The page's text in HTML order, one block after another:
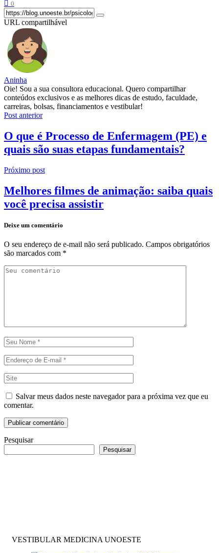
0
URL compartilhável
Aninha
Oie! Sou a sua consultora educacional. Quero compartilhar
conteúdos exclusivos e as melhores dicas de estudo, faculdade,
carreiras, bolsas, financiamentos e vestibular!
Post anterior
O que é Processo de Enfermagem (PE) e
quais são suas etapas fundamentais?
Próximo post
Melhores filmes de animação: saiba quais
você precisa assistir
Deixe um comentário
O seu endereço de e-mail não será publicado. Campos obrigatórios
são marcados com *
Salvar meus dados neste navegador para a próxima vez que eu
comentar.
Pesquisar
Pesquisar
VESTIBULAR MEDICINA UNOESTE